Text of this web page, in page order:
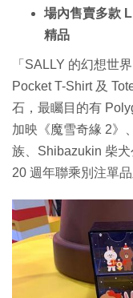
場內售賣多款
精品
「SALLY 的幻想世
Pocket T-Shirt 及
石，最矚目的有
加映《魔雪奇緣 2》
族、Shibazukin 柴
20 週年聯乘別注單品